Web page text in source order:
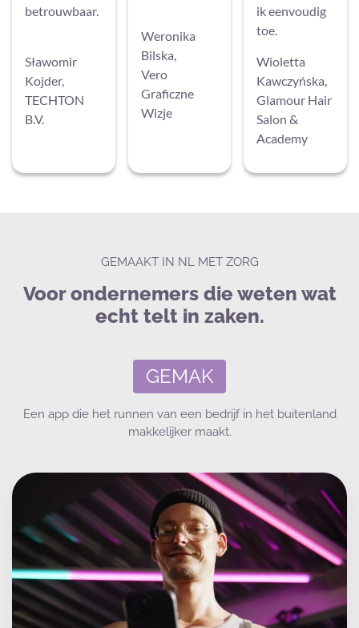
betrouwbaar.
Sławomir
Kojder,
TECHTON
B.V.
Weronika
Bilska,
Vero
Graficzne
Wizje
ik eenvoudig
toe.
Wioletta
Kawczyńska,
Glamour Hair
Salon &
Academy
GEMAAKT IN NL MET ZORG
Voor ondernemers die weten wat
echt telt in zaken.
GEMAK
Een app die het runnen van een bedrijf in het buitenland
makkelijker maakt.